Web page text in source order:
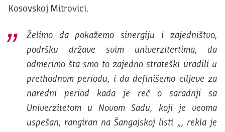
Kosovskoj Mitrovici.
Želimo da pokažemo sinergiju i zajedništvo,
podršku države svim univerzitertima, da
odmerimo šta smo to zajedno strateški uradili u
prethodnom periodu, i da definišemo ciljeve za
naredni period kada je reč o saradnji sa
Univerzitetom u Novom Sadu, koji je veoma
uspešan, rangiran na Šangajskoj listi „, rekla je